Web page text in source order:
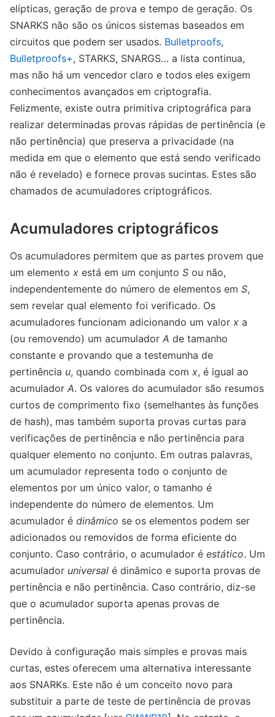
elípticas, geração de prova e tempo de geração. Os
SNARKS não são os únicos sistemas baseados em
circuitos que podem ser usados. Bulletproofs,
Bulletproofs+, STARKS, SNARGS… a lista continua,
mas não há um vencedor claro e todos eles exigem
conhecimentos avançados em criptografia.
Felizmente, existe outra primitiva criptográfica para
realizar determinadas provas rápidas de pertinência (e
não pertinência) que preserva a privacidade (na
medida em que o elemento que está sendo verificado
não é revelado) e fornece provas sucintas. Estes são
chamados de acumuladores criptográficos.
Acumuladores criptográficos
Os acumuladores permitem que as partes provem que
um elemento x está em um conjunto S ou não,
independentemente do número de elementos em S,
sem revelar qual elemento foi verificado. Os
acumuladores funcionam adicionando um valor x a
(ou removendo) um acumulador A de tamanho
constante e provando que a testemunha de
pertinência u, quando combinada com x, é igual ao
acumulador A. Os valores do acumulador são resumos
curtos de comprimento fixo (semelhantes às funções
de hash), mas também suporta provas curtas para
verificações de pertinência e não pertinência para
qualquer elemento no conjunto. Em outras palavras,
um acumulador representa todo o conjunto de
elementos por um único valor, o tamanho é
independente do número de elementos. Um
acumulador é dinâmico se os elementos podem ser
adicionados ou removidos de forma eficiente do
conjunto. Caso contrário, o acumulador é estático. Um
acumulador universal é dinâmico e suporta provas de
pertinência e não pertinência. Caso contrário, diz-se
que o acumulador suporta apenas provas de
pertinência.
Devido à configuração mais simples e provas mais
curtas, estes oferecem uma alternativa interessante
aos SNARKs. Este não é um conceito novo para
substituir a parte de teste de pertinência de provas